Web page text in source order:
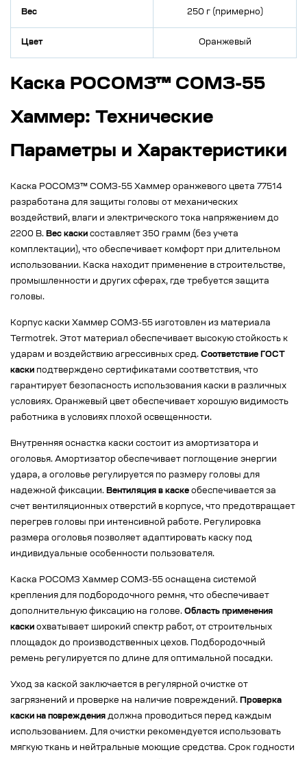
Вес 250 г (примерно)
Цвет Оранжевый
Каска РОСОМЗ™ СОМЗ-55
Хаммер: Технические
Параметры и Характеристики
Каска РОСОМЗ™ СОМЗ-55 Хаммер оранжевого цвета 77514
разработана для защиты головы от механических
воздействий, влаги и электрического тока напряжением до
2200 В. Вес каски составляет 350 грамм (без учета
комплектации), что обеспечивает комфорт при длительном
использовании. Каска находит применение в строительстве,
промышленности и других сферах, где требуется защита
головы.
Корпус каски Хаммер СОМЗ-55 изготовлен из материала
Termotrek. Этот материал обеспечивает высокую стойкость к
ударам и воздействию агрессивных сред. Соответствие ГОСТ
каски подтверждено сертификатами соответствия, что
гарантирует безопасность использования каски в различных
условиях. Оранжевый цвет обеспечивает хорошую видимость
работника в условиях плохой освещенности.
Внутренняя оснастка каски состоит из амортизатора и
оголовья. Амортизатор обеспечивает поглощение энергии
удара, а оголовье регулируется по размеру головы для
надежной фиксации. Вентиляция в каске обеспечивается за
счет вентиляционных отверстий в корпусе, что предотвращает
перегрев головы при интенсивной работе. Регулировка
размера оголовья позволяет адаптировать каску под
индивидуальные особенности пользователя.
Каска РОСОМЗ Хаммер СОМЗ-55 оснащена системой
крепления для подбородочного ремня, что обеспечивает
дополнительную фиксацию на голове. Область применения
каски охватывает широкий спектр работ, от строительных
площадок до производственных цехов. Подбородочный
ремень регулируется по длине для оптимальной посадки.
Уход за каской заключается в регулярной очистке от
загрязнений и проверке на наличие повреждений. Проверка
каски на повреждения должна проводиться перед каждым
использованием. Для очистки рекомендуется использовать
мягкую ткань и нейтральные моющие средства. Срок годности